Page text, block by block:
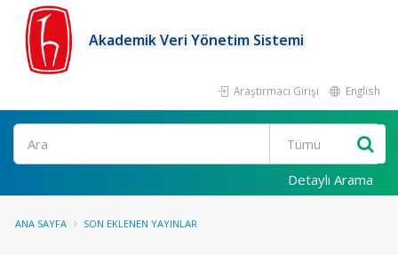
Akademik Veri Yönetim Sistemi
Araştırmacı Girişi English
Ara
Detaylı Arama
ANA SAYFA SON EKLENEN YAYINLAR